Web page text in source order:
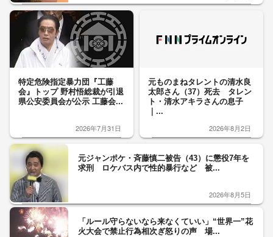
特定危険指定暴力団『工藤
会』トップ 野村悟総裁が引退
県公安委員会が公示 工藤会...
2026年7月31日
元ものまねタレントの清水良
太郎さん（37）死去 タレン
ト・清水アキラさんの息子
｜...
2026年8月2日
元ジャンポケ・斉藤慎二被告（43）に懲役7年を
求刑 ロケバス内で性的暴行など 被...
2026年8月5日
「ルール守らないなら来なくていい」“世界一”花
火大会で禁止行為相次ぎ怒りの声 場...